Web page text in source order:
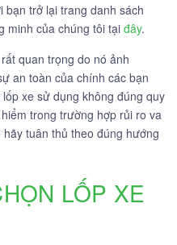
trở lại trang danh sách
minh của chúng tôi tại đây.
quan trọng do nó ảnh
an toàn của chính các bạn
xe sử dụng không đúng quy
trong trường hợp rủi ro va
tuân thủ theo đúng hướng
LỐP XE